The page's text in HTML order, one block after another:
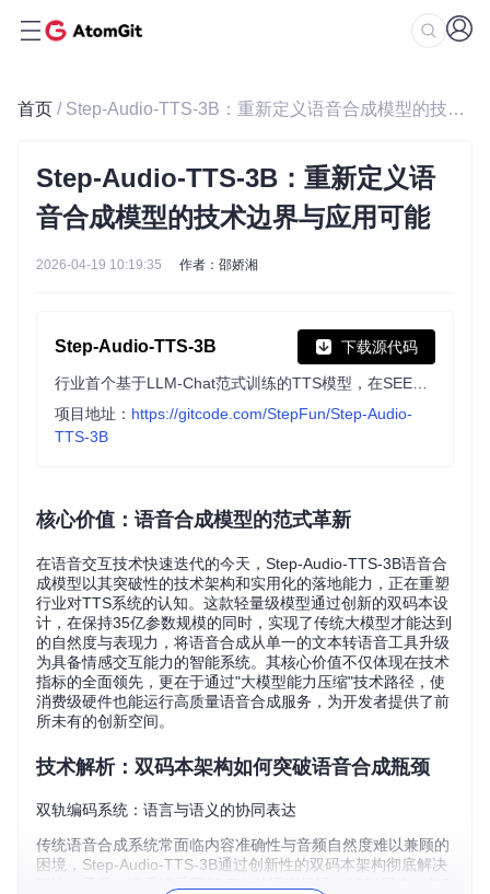
首页 / Step-Audio-TTS-3B：重新定义语音合成模型的技术边界与应用可能
Step-Audio-TTS-3B：重新定义语
音合成模型的技术边界与应用可能
2026-04-19 10:19:35 作者：邵娇湘
Step-Audio-TTS-3B 下载源代码
项目地址： https://gitcode.com/StepFun/Step-Audio-
TTS-3B
核心价值：语音合成模型的范式革新
在语音交互技术快速迭代的今天，Step-Audio-TTS-3B语音合
成模型以其突破性的技术架构和实用化的落地能力，正在重塑
行业对TTS系统的认知。这款轻量级模型通过创新的双码本设
计，在保持35亿参数规模的同时，实现了传统大模型才能达到
的自然度与表现力，将语音合成从单一的文本转语音工具升级
为具备情感交互能力的智能系统。其核心价值不仅体现在技术
指标的全面领先，更在于通过"大模型能力压缩"技术路径，使
消费级硬件也能运行高质量语音合成服务，为开发者提供了前
所未有的创新空间。
技术解析：双码本架构如何突破语音合成瓶颈
双轨编码系统：语言与语义的协同表达
传统语音合成系统常面临内容准确性与音频自然度难以兼顾的
困境，Step-Audio-TTS-3B通过创新性的双码本架构彻底解决